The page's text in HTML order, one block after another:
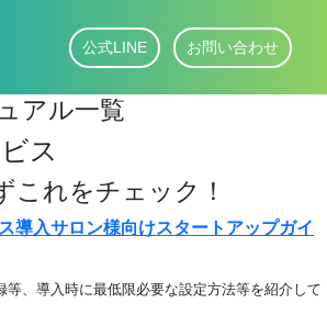
公式LINE お問い合わせ
アル一覧
ス
これをチェック！
導入サロン様向けスタートアップガイ
等、導入時に最低限必要な設定方法等を紹介して